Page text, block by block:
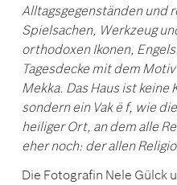
Alltagsgegenständen und
Spielsachen, Werkzeug
orthodoxen Ikonen,
Tagesdecke mit dem
Mekka. Das Haus ist keine
sondern ein Vak ë f, wie
heiliger Ort, an dem alle
eher noch: der allen
Die Fotografin Nele Gülck